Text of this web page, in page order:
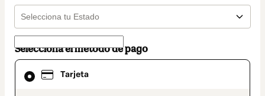
Selecciona el método de pago
Tarjeta
El
método